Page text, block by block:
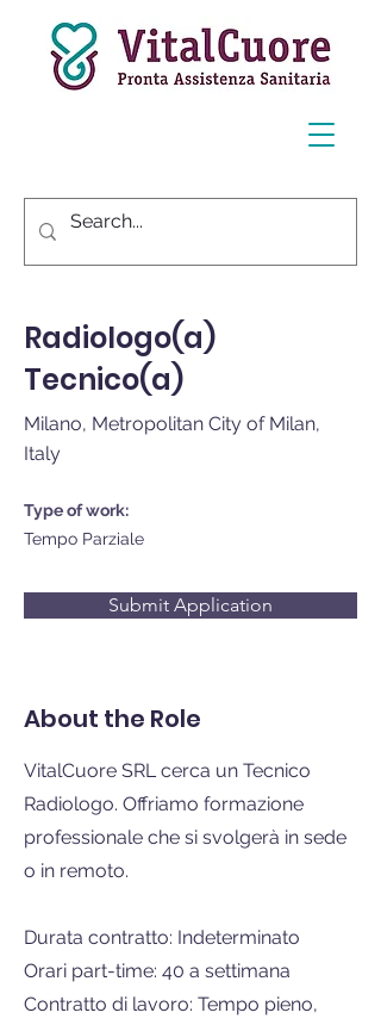
&amp;lt; Back
Radiologo(a)
Tecnico(a)
Milano, Metropolitan City of Milan,
Italy
Type of work:
Tempo Parziale
Submit Application
About the Role
VitalCuore SRL cerca un Tecnico
Radiologo. Offriamo formazione
professionale che si svolgerà in sede
o in remoto.
Durata contratto: Indeterminato
Orari part-time: 40 a settimana
Contratto di lavoro: Tempo pieno,